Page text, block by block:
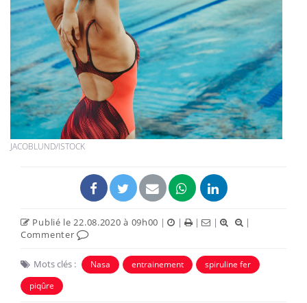
JACOBLUND/ISTOCK
Publié le 22.08.2020 à 09h00 | | | |
|
Commenter
Mots clés : Nasa entrainement
spiruline fer
piqûre